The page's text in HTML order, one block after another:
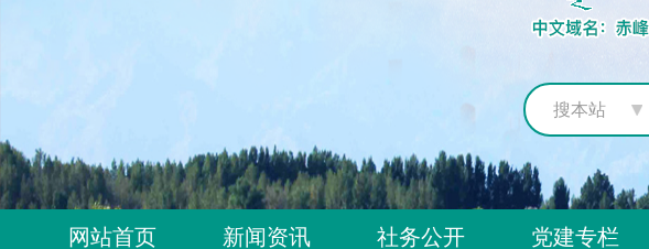
搜本站
网站首页 新闻资讯 社务公开 党建专栏